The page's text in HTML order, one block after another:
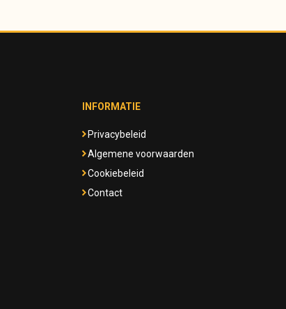
INFORMATIE
Privacybeleid
Algemene voorwaarden
Cookiebeleid
Contact